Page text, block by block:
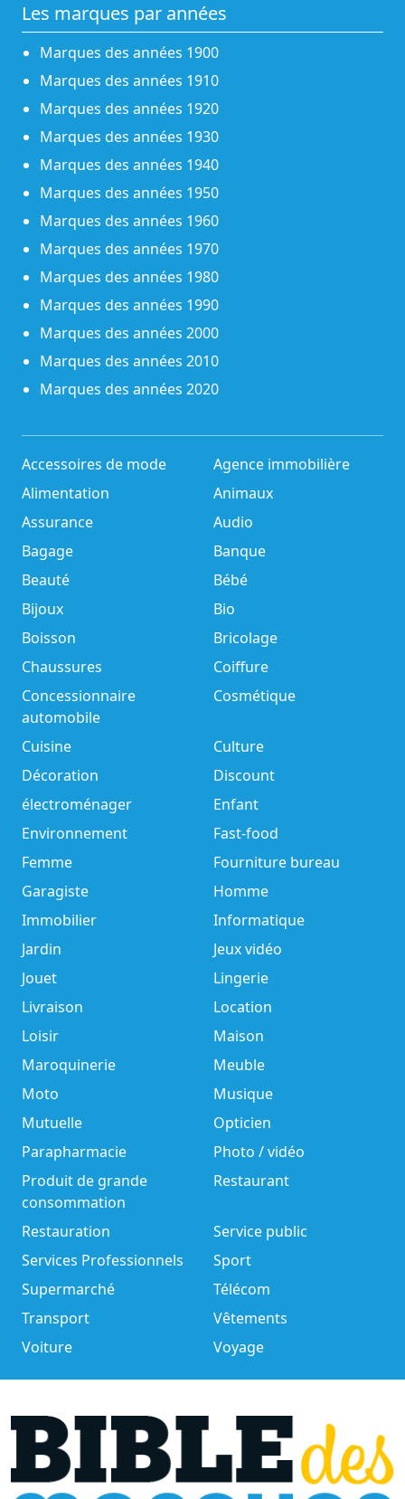
Les marques par années
Marques des années 1900
Marques des années 1910
Marques des années 1920
Marques des années 1930
Marques des années 1940
Marques des années 1950
Marques des années 1960
Marques des années 1970
Marques des années 1980
Marques des années 1990
Marques des années 2000
Marques des années 2010
Marques des années 2020
Accessoires de mode
Agence immobilière
Alimentation
Animaux
Assurance
Audio
Bagage
Banque
Beauté
Bébé
Bijoux
Bio
Boisson
Bricolage
Chaussures
Coiffure
Concessionnaire
automobile
Cosmétique
Cuisine
Culture
Décoration
Discount
électroménager
Enfant
Environnement
Fast-food
Femme
Fourniture bureau
Garagiste
Homme
Immobilier
Informatique
Jardin
Jeux vidéo
Jouet
Lingerie
Livraison
Location
Loisir
Maison
Maroquinerie
Meuble
Moto
Musique
Mutuelle
Opticien
Parapharmacie
Photo / vidéo
Produit de grande
consommation
Restaurant
Restauration
Service public
Services Professionnels
Sport
Supermarché
Télécom
Transport
Vêtements
Voiture
Voyage